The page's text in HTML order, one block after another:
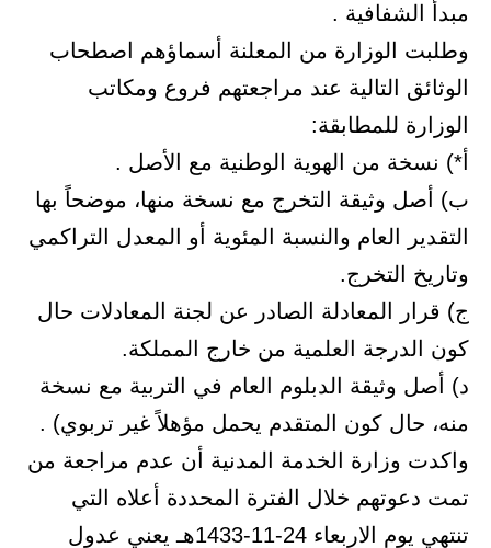
مبدأ الشفافية .
وطلبت الوزارة من المعلنة أسماؤهم اصطحاب
الوثائق التالية عند مراجعتهم فروع ومكاتب
الوزارة للمطابقة:
أ*) نسخة من الهوية الوطنية مع الأصل .
ب) أصل وثيقة التخرج مع نسخة منها، موضحاً بها
التقدير العام والنسبة المئوية أو المعدل التراكمي
وتاريخ التخرج.
ج) قرار المعادلة الصادر عن لجنة المعادلات حال
كون الدرجة العلمية من خارج المملكة.
د) أصل وثيقة الدبلوم العام في التربية مع نسخة
منه، حال كون المتقدم يحمل مؤهلاً غير تربوي) .
واكدت وزارة الخدمة المدنية أن عدم مراجعة من
تمت دعوتهم خلال الفترة المحددة أعلاه التي
تنتهي يوم الاربعاء 24-11-1433هـ يعني عدول